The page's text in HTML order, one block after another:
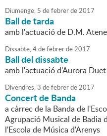
Diumenge, 5 defebrerde2017
Ball de tarda
amb l'actuació de D.M.
Dissabte,4defebrerde2017
Ball del dissabte
amb l'actuació d'Aurora Duet
Divendres,3 defebrerde2017
Concert de Banda
a càrrec de la Banda de
Agrupació Musical de Badia
l'Escola de Música d'Arenys